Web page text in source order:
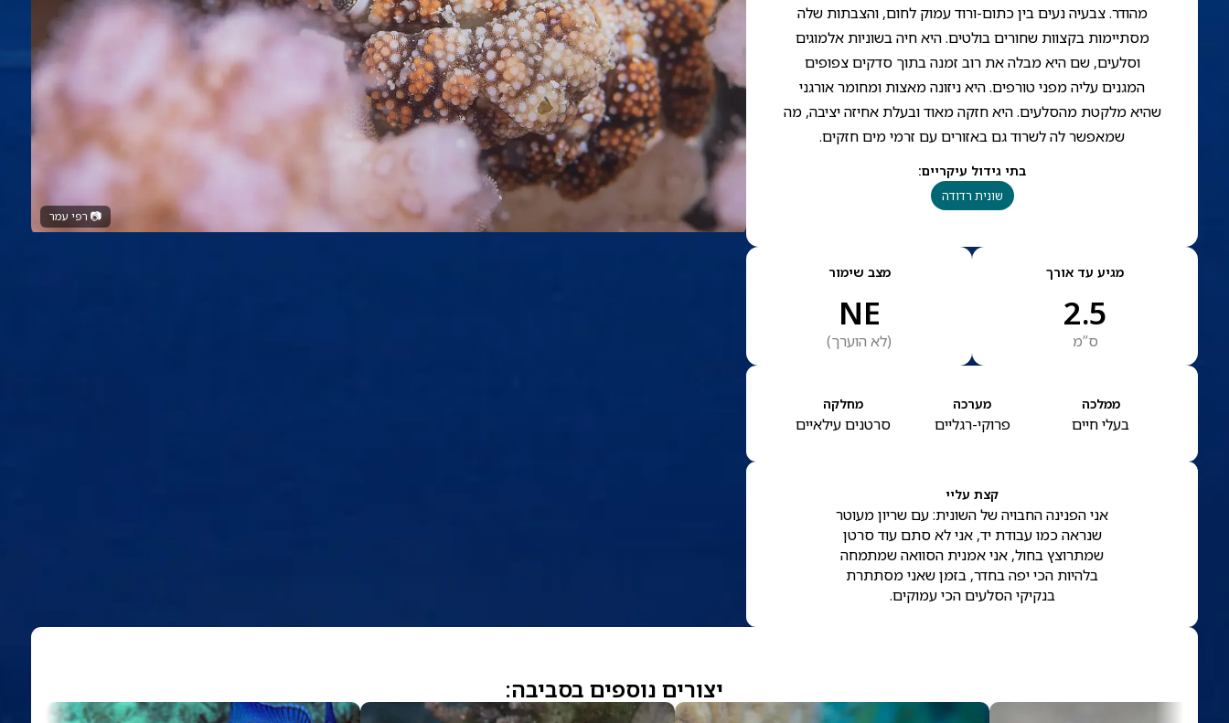
📷 רפי עמר
מהודר. צבעיה נעים בין כתום-ורוד עמוק לחום, והצבתות שלה
מסתיימות בקצוות שחורים בולטים. היא חיה בשוניות אלמוגים
וסלעים, שם היא מבלה את רוב זמנה בתוך סדקים צפופים
המגנים עליה מפני טורפים. היא ניזונה מאצות ומחומר אורגני
שהיא מלקטת מהסלעים. היא חזקה מאוד ובעלת אחיזה יציבה, מה
שמאפשר לה לשרוד גם באזורים עם זרמי מים חזקים.
בתי גידול עיקריים:
שונית רדודה
מגיע עד אורך
2.5
ס”מ
מצב שימור
NE
(לא הוערך)
ממלכה
בעלי חיים
מערכה
פרוקי-רגליים
מחלקה
סרטנים עילאיים
קצת עליי
אני הפנינה החבויה של השונית: עם שריון מעוטר
שנראה כמו עבודת יד, אני לא סתם עוד סרטן
שמתרוצץ בחול, אני אמנית הסוואה שמתמחה
בלהיות הכי יפה בחדר, בזמן שאני מסתתרת
בנקיקי הסלעים הכי עמוקים.
יצורים נוספים בסביבה: